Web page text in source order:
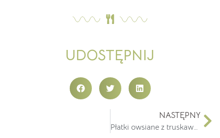
UDOSTĘPNIJ
NASTĘPNY
Płatki owsiane z truskawkami